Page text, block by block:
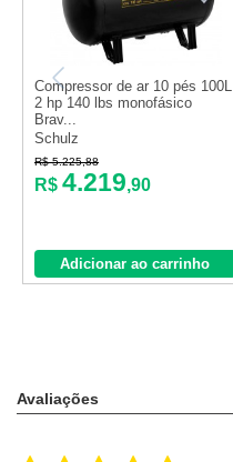
Compressor de ar 10 pés 100L
2 hp 140 lbs monofásico
Brav...
Schulz
R$ 5.225,88
R$ 4.219,90
Adicionar ao carrinho
Avaliações